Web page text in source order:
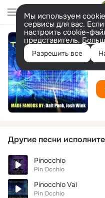
Мы используем
сервисы для вас.
настроить cookie-
представитель.
Разрешить все
Другие песни
Pinocchio
Pin Occhio
Pinocchio Vai
Pin Occhio